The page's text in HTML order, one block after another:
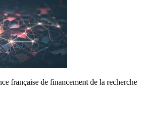
française de financement de la recherche